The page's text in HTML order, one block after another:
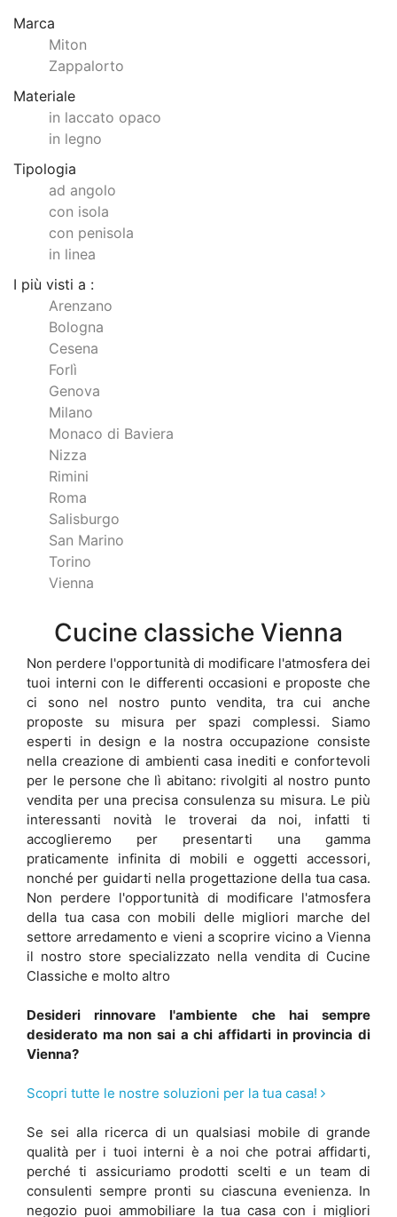
Marca
Miton
Zappalorto
Materiale
in laccato opaco
in legno
Tipologia
ad angolo
con isola
con penisola
in linea
I più visti a :
Arenzano
Bologna
Cesena
Forlì
Genova
Milano
Monaco di Baviera
Nizza
Rimini
Roma
Salisburgo
San Marino
Torino
Vienna
Cucine classiche Vienna
Non perdere l'opportunità di modificare l'atmosfera dei
tuoi interni con le differenti occasioni e proposte che
ci sono nel nostro punto vendita, tra cui anche
proposte su misura per spazi complessi. Siamo
esperti in design e la nostra occupazione consiste
nella creazione di ambienti casa inediti e confortevoli
per le persone che lì abitano: rivolgiti al nostro punto
vendita per una precisa consulenza su misura. Le più
interessanti novità le troverai da noi, infatti ti
accoglieremo per presentarti una gamma
praticamente infinita di mobili e oggetti accessori,
nonché per guidarti nella progettazione della tua casa.
Non perdere l'opportunità di modificare l'atmosfera
della tua casa con mobili delle migliori marche del
settore arredamento e vieni a scoprire vicino a Vienna
il nostro store specializzato nella vendita di Cucine
Classiche e molto altro
Desideri rinnovare l'ambiente che hai sempre
desiderato ma non sai a chi affidarti in provincia di
Vienna?
Scopri tutte le nostre soluzioni per la tua casa!
Se sei alla ricerca di un qualsiasi mobile di grande
qualità per i tuoi interni è a noi che potrai affidarti,
perché ti assicuriamo prodotti scelti e un team di
consulenti sempre pronti su ciascuna evenienza. In
negozio puoi ammobiliare la tua casa con i migliori